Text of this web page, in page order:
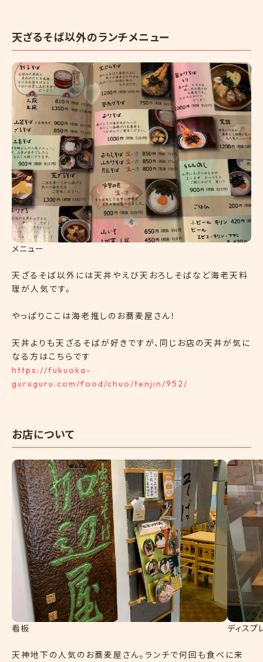
天ざるそば以外のランチメニュー
メニュー
天ざるそば以外には天丼やえび天おろしそばなど海老天料
理が人気です。
やっぱりここは海老推しのお蕎麦屋さん！
天丼よりも天ざるそばが好きですが、同じお店の天丼が気に
なる方はこちらです
https://fukuoka-
guruguru.com/food/chuo/tenjin/952/
お店について
看板 ディスプ
天神地下の人気のお蕎麦屋さん。ランチで何回も食べに来